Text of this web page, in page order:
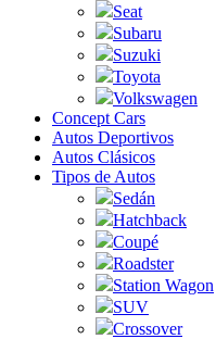
Seat
Subaru
Suzuki
Toyota
Volkswagen
Concept Cars
Autos Deportivos
Autos Clásicos
Tipos de Autos
Sedán
Hatchback
Coupé
Roadster
Station Wagon
SUV
Crossover